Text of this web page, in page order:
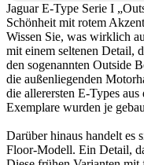
Jaguar E-Type Serie I
Schönheit mit rotem Akzent
Wissen Sie, was wirklich
mit einem seltenen Detail,
den sogenannten Outside
die außenliegenden
die allerersten E-Types
Exemplare wurden je
Darüber hinaus handelt es
Floor-Modell. Ein Detail,